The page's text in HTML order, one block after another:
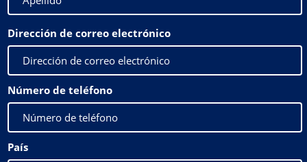
Dirección de correo electrónico
Número de teléfono
País